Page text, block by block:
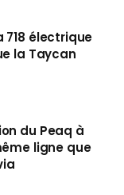
718 électrique
la Taycan
du Peaq à
ligne que